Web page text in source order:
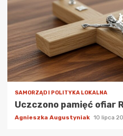
SAMORZĄD I POLITYKA LOKALNA
Uczczono pamięć ofiar
Agnieszka Augustyniak 10 lipca